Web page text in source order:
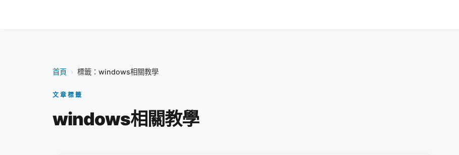
首頁 › 標籤：windows相關教學
文章標籤
windows相關教學